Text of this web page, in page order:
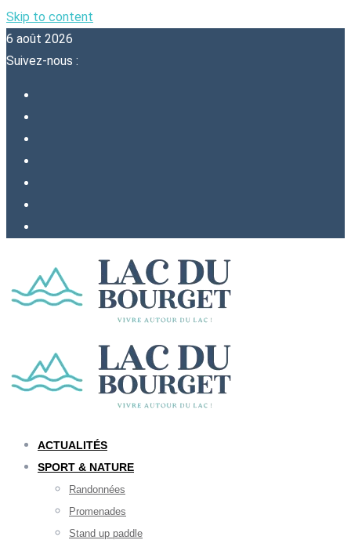
Skip to content
6 août 2026
Suivez-nous :
ACTUALITÉS
SPORT & NATURE
Randonnées
Promenades
Stand up paddle